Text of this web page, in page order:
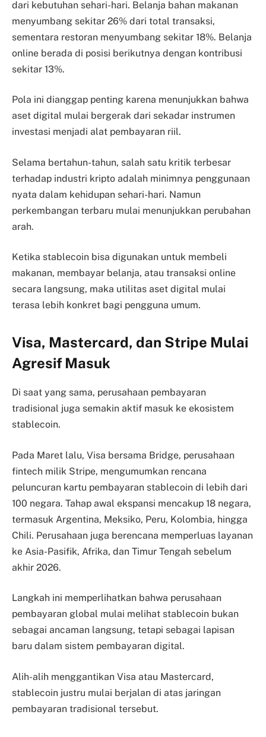
dari kebutuhan sehari-hari. Belanja bahan makanan
menyumbang sekitar 26% dari total transaksi,
sementara restoran menyumbang sekitar 18%. Belanja
online berada di posisi berikutnya dengan kontribusi
sekitar 13%.
Pola ini dianggap penting karena menunjukkan bahwa
aset digital mulai bergerak dari sekadar instrumen
investasi menjadi alat pembayaran riil.
Selama bertahun-tahun, salah satu kritik terbesar
terhadap industri kripto adalah minimnya penggunaan
nyata dalam kehidupan sehari-hari. Namun
perkembangan terbaru mulai menunjukkan perubahan
arah.
Ketika stablecoin bisa digunakan untuk membeli
makanan, membayar belanja, atau transaksi online
secara langsung, maka utilitas aset digital mulai
terasa lebih konkret bagi pengguna umum.
Visa, Mastercard, dan Stripe Mulai
Agresif Masuk
Di saat yang sama, perusahaan pembayaran
tradisional juga semakin aktif masuk ke ekosistem
stablecoin.
Pada Maret lalu, Visa bersama Bridge, perusahaan
fintech milik Stripe, mengumumkan rencana
peluncuran kartu pembayaran stablecoin di lebih dari
100 negara. Tahap awal ekspansi mencakup 18 negara,
termasuk Argentina, Meksiko, Peru, Kolombia, hingga
Chili. Perusahaan juga berencana memperluas layanan
ke Asia-Pasifik, Afrika, dan Timur Tengah sebelum
akhir 2026.
Langkah ini memperlihatkan bahwa perusahaan
pembayaran global mulai melihat stablecoin bukan
sebagai ancaman langsung, tetapi sebagai lapisan
baru dalam sistem pembayaran digital.
Alih-alih menggantikan Visa atau Mastercard,
stablecoin justru mulai berjalan di atas jaringan
pembayaran tradisional tersebut.